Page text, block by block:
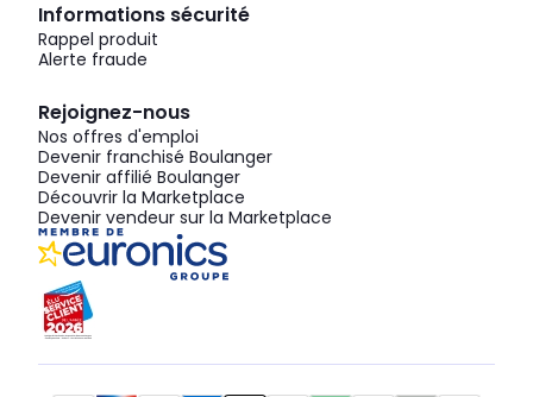
Informations sécurité
Rappel produit
Alerte fraude
Rejoignez-nous
Nos offres d'emploi
Devenir franchisé Boulanger
Devenir affilié Boulanger
Découvrir la Marketplace
Devenir vendeur sur la Marketplace